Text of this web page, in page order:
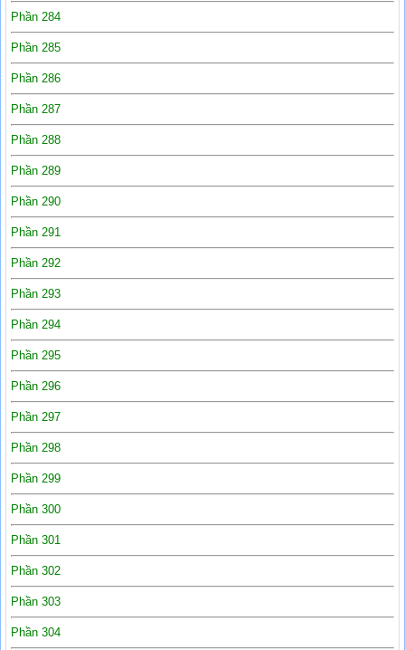
Phần 284
Phần 285
Phần 286
Phần 287
Phần 288
Phần 289
Phần 290
Phần 291
Phần 292
Phần 293
Phần 294
Phần 295
Phần 296
Phần 297
Phần 298
Phần 299
Phần 300
Phần 301
Phần 302
Phần 303
Phần 304